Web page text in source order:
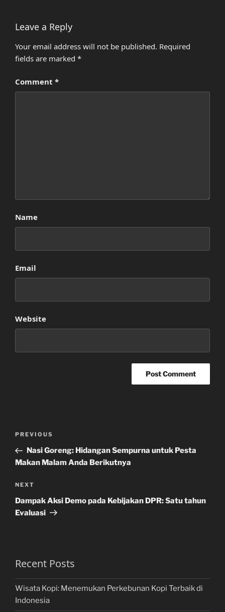
Leave a Reply
Your email address will not be published. Required
fields are marked *
Comment *
Name
Email
Website
Previous
Post
PREVIOUS
Nasi Goreng: Hidangan Sempurna untuk Pesta
Makan Malam Anda Berikutnya
Next
Post
NEXT
Dampak Aksi Demo pada Kebijakan DPR: Satu tahun
Evaluasi
Recent Posts
Wisata Kopi: Menemukan Perkebunan Kopi Terbaik di
Indonesia